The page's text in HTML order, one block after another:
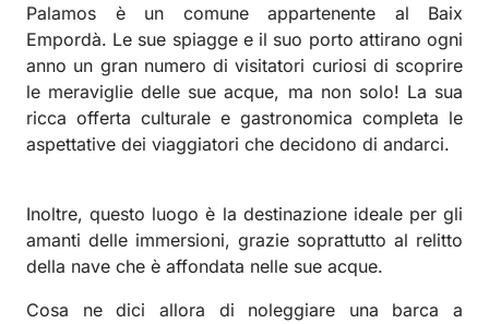
Palamos è un comune appartenente al Baix
Empordà. Le sue spiagge e il suo porto attirano ogni
anno un gran numero di visitatori curiosi di scoprire
le meraviglie delle sue acque, ma non solo! La sua
ricca offerta culturale e gastronomica completa le
aspettative dei viaggiatori che decidono di andarci.
Inoltre, questo luogo è la destinazione ideale per gli
amanti delle immersioni, grazie soprattutto al relitto
della nave che è affondata nelle sue acque.
Cosa ne dici allora di noleggiare una barca a